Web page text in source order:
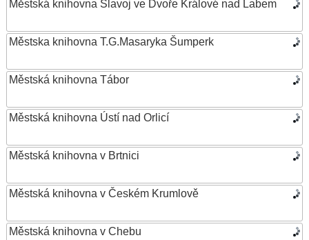
Městská knihovna Slavoj ve Dvoře Králové nad Labem
Městska knihovna T.G.Masaryka Šumperk
Městská knihovna Tábor
Městská knihovna Ústí nad Orlicí
Městská knihovna v Brtnici
Městská knihovna v Českém Krumlově
Městská knihovna v Chebu